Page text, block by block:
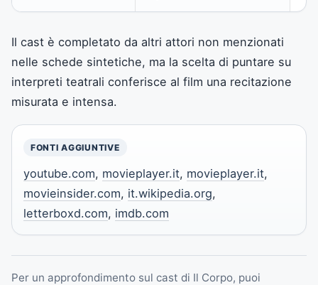
Il cast è completato da altri attori non menzionati
nelle schede sintetiche, ma la scelta di puntare su
interpreti teatrali conferisce al film una recitazione
misurata e intensa.
FONTI AGGIUNTIVE
youtube.com, movieplayer.it, movieplayer.it,
movieinsider.com, it.wikipedia.org,
letterboxd.com, imdb.com
Per un approfondimento sul cast di Il Corpo, puoi